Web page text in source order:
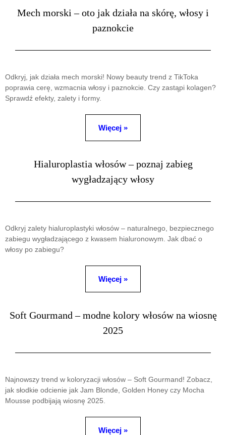
Mech morski – oto jak działa na skórę, włosy i
paznokcie
Odkryj, jak działa mech morski! Nowy beauty trend z TikToka
poprawia cerę, wzmacnia włosy i paznokcie. Czy zastąpi kolagen?
Sprawdź efekty, zalety i formy.
Więcej »
Hialuroplastia włosów – poznaj zabieg
wygładzający włosy
Odkryj zalety hialuroplastyki włosów – naturalnego, bezpiecznego
zabiegu wygładzającego z kwasem hialuronowym. Jak dbać o
włosy po zabiegu?
Więcej »
Soft Gourmand – modne kolory włosów na wiosnę
2025
Najnowszy trend w koloryzacji włosów – Soft Gourmand! Zobacz,
jak słodkie odcienie jak Jam Blonde, Golden Honey czy Mocha
Mousse podbijają wiosnę 2025.
Więcej »